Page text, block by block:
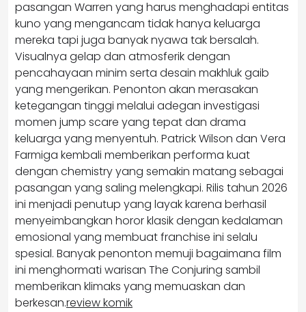
pasangan Warren yang harus menghadapi entitas
kuno yang mengancam tidak hanya keluarga
mereka tapi juga banyak nyawa tak bersalah.
Visualnya gelap dan atmosferik dengan
pencahayaan minim serta desain makhluk gaib
yang mengerikan. Penonton akan merasakan
ketegangan tinggi melalui adegan investigasi
momen jump scare yang tepat dan drama
keluarga yang menyentuh. Patrick Wilson dan Vera
Farmiga kembali memberikan performa kuat
dengan chemistry yang semakin matang sebagai
pasangan yang saling melengkapi. Rilis tahun 2026
ini menjadi penutup yang layak karena berhasil
menyeimbangkan horor klasik dengan kedalaman
emosional yang membuat franchise ini selalu
spesial. Banyak penonton memuji bagaimana film
ini menghormati warisan The Conjuring sambil
memberikan klimaks yang memuaskan dan
berkesan.review komik